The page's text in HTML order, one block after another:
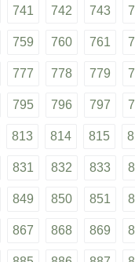
741 742 743
759 760 761
777 778 779
795 796 797
813 814 815
831 832 833
849 850 851
867 868 869